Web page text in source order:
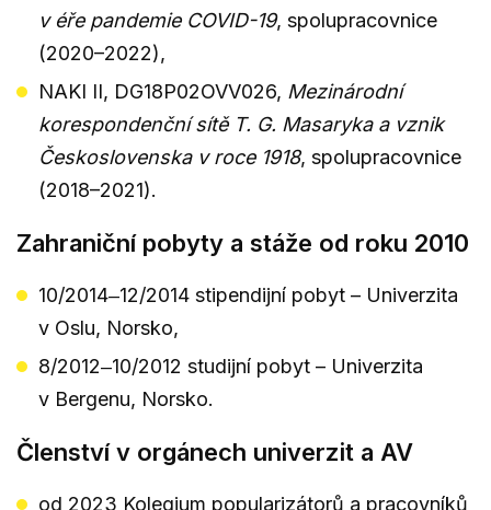
v éře pandemie COVID-19, spolupracovnice
(2020–2022),
NAKI II, DG18P02OVV026, Mezinárodní
korespondenční sítě T. G. Masaryka a vznik
Československa v roce 1918, spolupracovnice
(2018–2021).
Zahraniční pobyty a stáže od roku 2010
10/2014‒12/2014 stipendijní pobyt – Univerzita
v Oslu, Norsko,
8/2012‒10/2012 studijní pobyt – Univerzita
v Bergenu, Norsko.
Členství v orgánech univerzit a AV
od 2023 Kolegium popularizátorů a pracovníků